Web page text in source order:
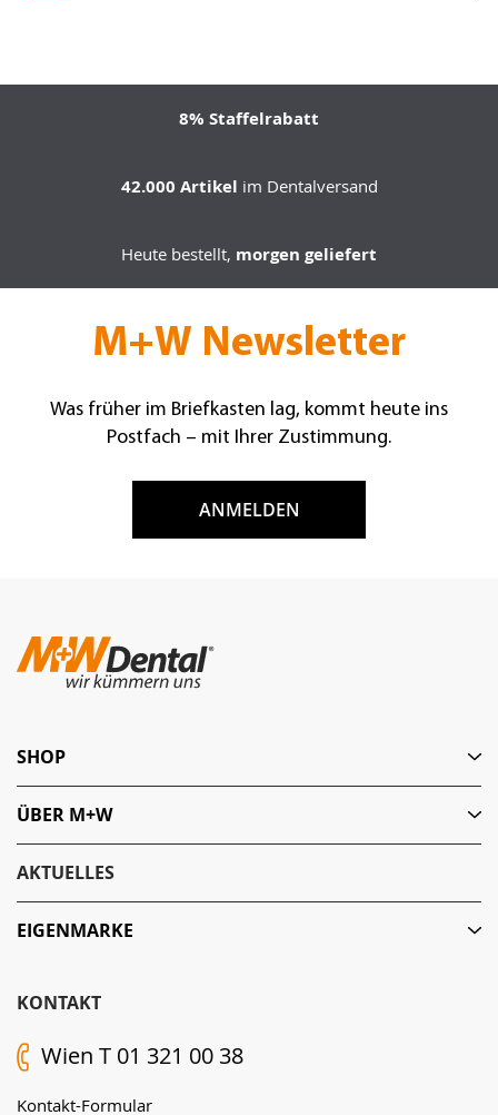
8% Staffelrabatt
42.000 Artikel im Dentalversand
Heute bestellt, morgen geliefert
M+W Newsletter
Was früher im Briefkasten lag, kommt heute ins
Postfach – mit Ihrer Zustimmung.
ANMELDEN
KONTAKT
Wien T 01 321 00 38
Kontakt-Formular
SHOP
ÜBER M+W
AKTUELLES
EIGENMARKE